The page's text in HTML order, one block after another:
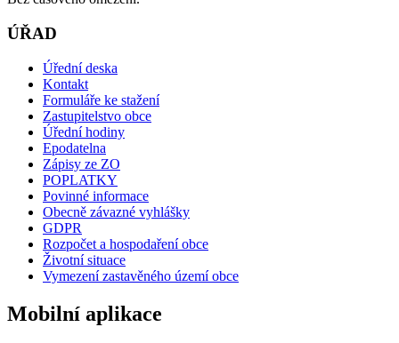
ÚŘAD
Úřední deska
Kontakt
Formuláře ke stažení
Zastupitelstvo obce
Úřední hodiny
Epodatelna
Zápisy ze ZO
POPLATKY
Povinné informace
Obecně závazné vyhlášky
GDPR
Rozpočet a hospodaření obce
Životní situace
Vymezení zastavěného území obce
Mobilní aplikace